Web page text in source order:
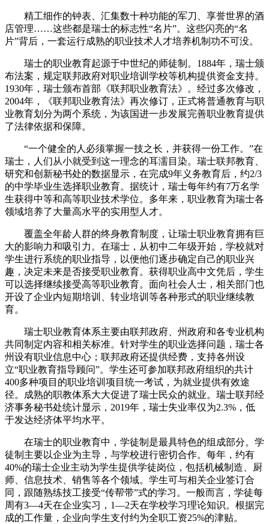
精工细作的钟表、汇集数十种功能的军刀、享誉世界的酒
店管理……这些都是瑞士的标志性“名片”。这些闪亮的“名
片”背后，一套运行成熟的职业技术人才培养机制功不可没。
瑞士的职业教育起源于中世纪的师徒制。1884年，瑞士颁
布法案，规定联邦政府对职业培训学校等机构提供资金支持。
1930年，瑞士颁布首部《联邦职业教育法》。经过多次修改，
2004年，《联邦职业教育法》再次修订，正式将普通教育与职
业教育划分为两个系统，为该国进一步发展完善职业教育提供
了法律依据和保障。
“一个健全的人必须掌握一技之长，并获得一份工作。”在
瑞士，人们从小就受到这一理念的耳濡目染。瑞士联邦教育、
研究和创新秘书处的数据显示，在完成9年义务教育后，约2/3
的中学毕业生选择职业教育。据统计，瑞士每年约有7万名学
生获得中等和高等职业技术学位。多年来，职业教育为瑞士各
领域培养了大量高水平的实用型人才。
覆盖全年龄人群的终身教育制度，让瑞士职业教育拥有巨
大的影响力和吸引力。在瑞士，从初中二年级开始，学校就对
学生进行系统的职业指导，以便他们逐步确定自己的职业兴
趣，决定未来是否接受职业教育。获得职业高中文凭后，学生
可以选择继续接受高等职业教育。面向社会人士，相关部门也
开设了企业内短期培训、转业培训等各种形式的职业继续教
育。
瑞士职业教育体系主要由联邦政府、州政府和各专业机构
共同制定内容和相关标准。针对学生的职业选择问题，瑞士各
州设有职业信息中心；联邦政府还提供经费，支持各州设
立“职业教育指导顾问”。学生还可参加联邦政府组织的共计
400多种项目的职业培训项目统一考试，为就业提供有效途
径。成熟的职教体系大大促进了瑞士民众的就业。瑞士联邦经
济事务秘书处统计显示，2019年，瑞士失业率仅为2.3%，低
于发达经济体平均水平。
在瑞士的职业教育中，学徒制是最具特色的组成部分。学
徒制主要以企业为主导，与学校进行密切合作。每年，约有
40%的瑞士企业主动为学生提供学徒岗位，包括机械制造、厨
师、信息技术、销售等各个领域。学生可与相关企业签订合
同，跟随熟练技工接受“传帮带”式的学习。一般而言，学徒每
周有3—4天在企业实习，1—2天在学校学习理论知识。根据完
成的工作量，企业向学生支付约为全职工资25%的津贴。